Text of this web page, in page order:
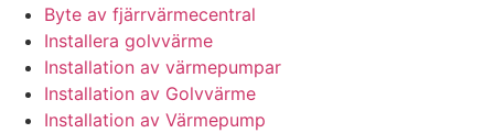
Byte av fjärrvärmecentral
Installera golvvärme
Installation av värmepumpar
Installation av Golvvärme
Installation av Värmepump